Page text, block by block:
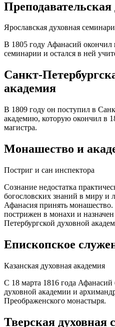
Преподавательская
Ярославская духовная
В 1805 году Афанасий окончил
семинарии и остался в ней
Санкт-
академия
В 1809 году он поступил в
академию, которую окончил в
магистра.
Монашество и
Постриг и сан инспектора
Сознание недостатка
богословских знаний в миру и
Афанасия принять
пострижен в монахи и
Петербургской духовной
Епископское
Казанская духовная академия
С 18 марта 1816 года
духовной академии и
Преображенского монастыря.
Тверская духовная